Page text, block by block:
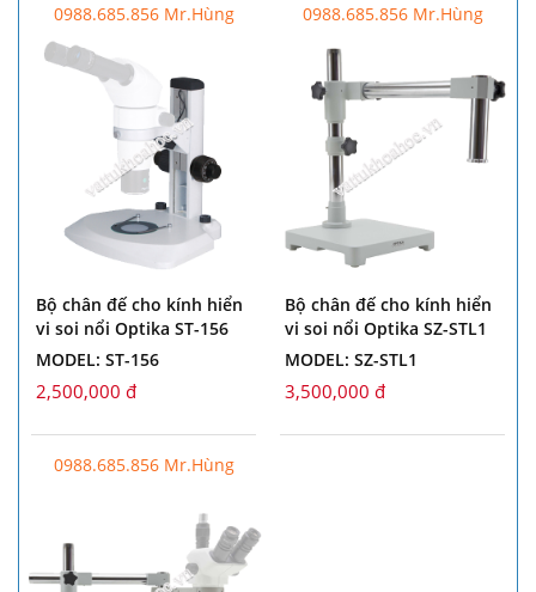
0988.685.856 Mr.Hùng
Bộ chân đế cho kính hiển
vi soi nổi Optika ST-156
MODEL: ST-156
2,500,000 đ
0988.685.856 Mr.Hùng
Bộ chân đế cho kính hiển
vi soi nổi Optika SZ-STL1
MODEL: SZ-STL1
3,500,000 đ
0988.685.856 Mr.Hùng